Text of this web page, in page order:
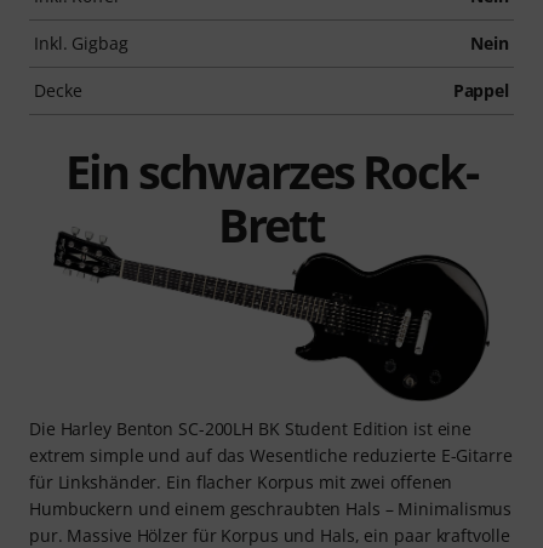
Inkl. Gigbag Nein
Decke Pappel
Ein schwarzes Rock-
Brett
Die Harley Benton SC-200LH BK Student Edition ist eine
extrem simple und auf das Wesentliche reduzierte E-Gitarre
für Linkshänder. Ein flacher Korpus mit zwei offenen
Humbuckern und einem geschraubten Hals – Minimalismus
pur. Massive Hölzer für Korpus und Hals, ein paar kraftvolle